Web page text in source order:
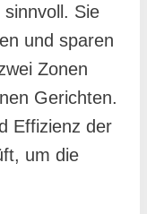
Sie
und sparen
Zonen
Gerichten.
Effizienz der
um die